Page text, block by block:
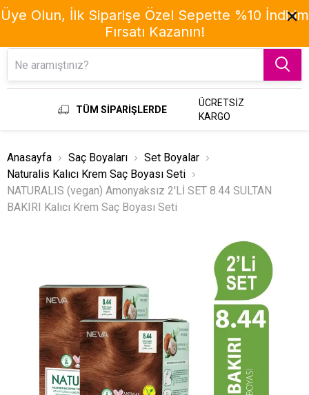
TÜM SİPARİŞLERDE
ÜCRETSİZ
KARGO
Anasayfa Saç Boyaları
Set Boyalar
Naturalis Kalıcı Krem Saç Boyası Seti
NATURALIS (vegan) Amonyaksız 2'Lİ SET 8.44 SULTAN
BAKIRI Kalıcı Krem Saç Boyası Seti
Üye Olun, İlk Siparişe Özel Sepette %10 İndirim
Fırsatı Kazanın!